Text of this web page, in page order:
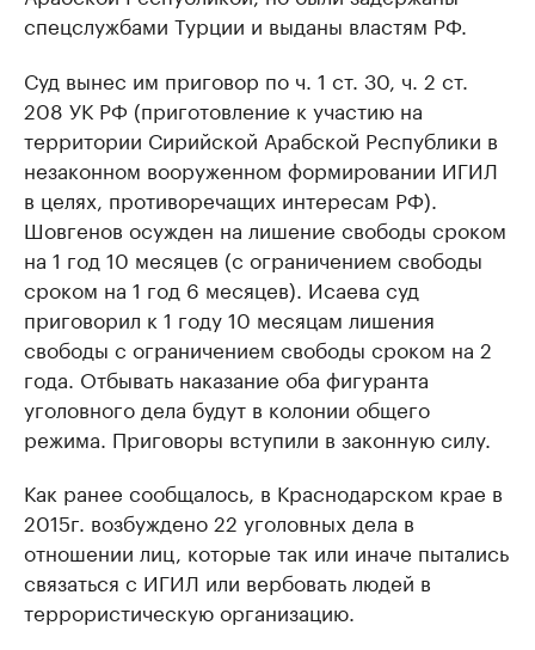
спецслужбами Турции и выданы властям РФ.
Суд вынес им приговор по ч. 1 ст. 30, ч. 2 ст.
208 УК РФ (приготовление к участию на
территории Сирийской Арабской Республики в
незаконном вооруженном формировании ИГИЛ
в целях, противоречащих интересам РФ).
Шовгенов осужден на лишение свободы сроком
на 1 год 10 месяцев (с ограничением свободы
сроком на 1 год 6 месяцев). Исаева суд
приговорил к 1 году 10 месяцам лишения
свободы с ограничением свободы сроком на 2
года. Отбывать наказание оба фигуранта
уголовного дела будут в колонии общего
режима. Приговоры вступили в законную силу.
Как ранее сообщалось, в Краснодарском крае в
2015г. возбуждено 22 уголовных дела в
отношении лиц, которые так или иначе пытались
связаться с ИГИЛ или вербовать людей в
террористическую организацию.